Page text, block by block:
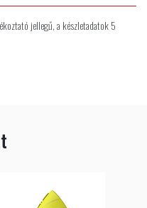
jellegű, a készletadatok 5